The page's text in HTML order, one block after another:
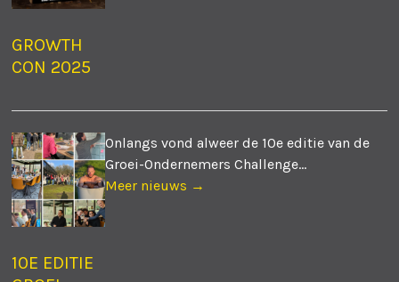
GROWTH
CON 2025
10E EDITIE
Onlangs vond alweer de 10e editie van de
Groei-Ondernemers Challenge...
Meer nieuws →